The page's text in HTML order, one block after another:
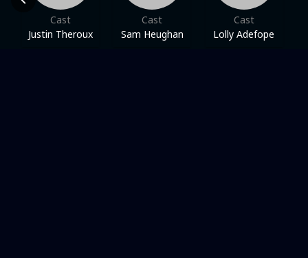
Cast
Justin Theroux
Cast
Sam Heughan
Cast
Lolly Adefope